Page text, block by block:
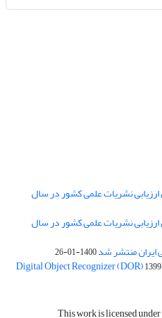
نشریات علمی کشور در سال
نشریات علمی کشور در سال
1400-01-26
This work is licensed